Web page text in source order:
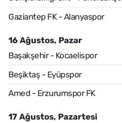
Gaziantep FK - Alanyaspor
16 Ağustos, Pazar
Başakşehir - Kocaelispor
Beşiktaş - Eyüpspor
Amed - Erzurumspor FK
17 Ağustos, Pazartesi